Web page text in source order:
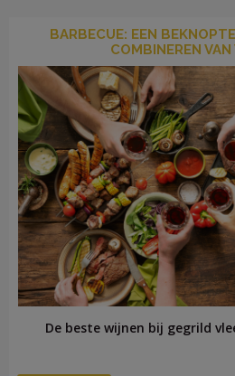
BARBECUE: EEN
COMBINEREN
De beste wijnen bij gegrild